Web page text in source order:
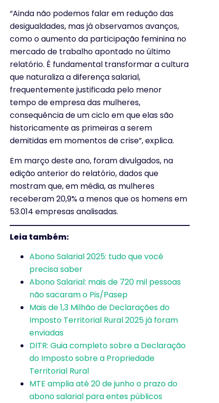
“Ainda não podemos falar em redução das
desigualdades, mas já observamos avanços,
como o aumento da participação feminina no
mercado de trabalho apontado no último
relatório. É fundamental transformar a cultura
que naturaliza a diferença salarial,
frequentemente justificada pelo menor
tempo de empresa das mulheres,
consequência de um ciclo em que elas são
historicamente as primeiras a serem
demitidas em momentos de crise”, explica.
Em março deste ano, foram divulgados, na
edição anterior do relatório, dados que
mostram que, em média, as mulheres
receberam 20,9% a menos que os homens em
53.014 empresas analisadas.
Leia também:
Abono Salarial 2025: tudo que você
precisa saber
Abono Salarial: mais de 720 mil pessoas
não sacaram o Pis/Pasep
Mais de 1,3 Milhão de Declarações do
Imposto Territorial Rural 2025 já foram
enviadas
DITR: Guia completo sobre a Declaração
do Imposto sobre a Propriedade
Territorial Rural
MTE amplia até 20 de junho o prazo do
abono salarial para entes públicos